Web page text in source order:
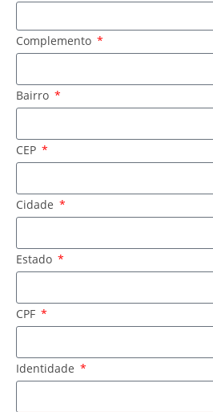
Complemento
Bairro
CEP
Cidade
Estado
CPF
Identidade